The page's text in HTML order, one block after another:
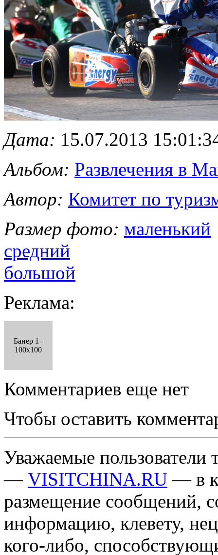
Дата: 15.07.2013
Альбом: Развлечения в
Автор: Комитет по
Размер фото: маленький
средний
большой
Реклама:
Банер 1 -
100x100
Комментариев еще нет
Чтобы оставить
Уважаемые пользователи
— VISITCHINA.RU — в
размещение сообщений,
информацию, клевету,
кого-либо,